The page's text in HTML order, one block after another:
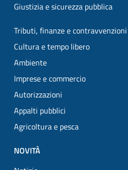
Giustizia e sicurezza pubblica
Tributi, finanze e contravvenzioni
Cultura e tempo libero
Ambiente
Imprese e commercio
Autorizzazioni
Appalti pubblici
Agricoltura e pesca
NOVITÀ